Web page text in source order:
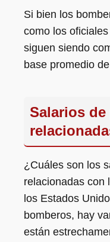
Si bien los
como los
siguen siendo
base promedio
Salarios
¿Cuáles son los
relacionadas con
los Estados
bomberos, hay
están